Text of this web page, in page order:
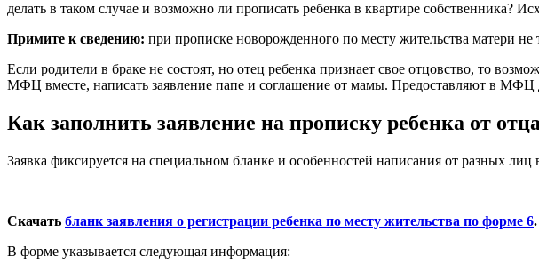
делать в таком случае и возможно ли прописать ребенка в квартире собственника?
Примите к сведению: при прописке новорожденного по месту жительства матери не
Если родители в браке не состоят, но отец ребенка признает свое отцовство, то
МФЦ вместе, написать заявление папе и соглашение от мамы. Предоставляют в МФЦ
Как заполнить заявление на прописку ребенка от
Заявка фиксируется на специальном бланке и особенностей написания от разных
Скачать бланк заявления о регистрации ребенка по месту жительства по форме 6.
В форме указывается следующая информация: